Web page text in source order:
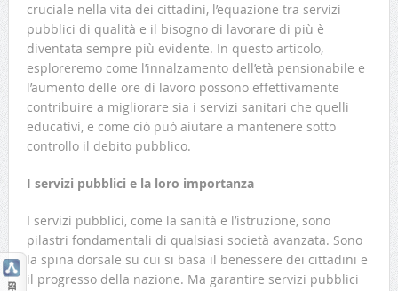
cruciale nella vita dei cittadini, l’equazione tra servizi
pubblici di qualità e il bisogno di lavorare di più è
diventata sempre più evidente. In questo articolo,
esploreremo come l’innalzamento dell’età pensionabile e
l’aumento delle ore di lavoro possono effettivamente
contribuire a migliorare sia i servizi sanitari che quelli
educativi, e come ciò può aiutare a mantenere sotto
controllo il debito pubblico.
I servizi pubblici e la loro importanza
I servizi pubblici, come la sanità e l’istruzione, sono
pilastri fondamentali di qualsiasi società avanzata. Sono
la spina dorsale su cui si basa il benessere dei cittadini e
il progresso della nazione. Ma garantire servizi pubblici